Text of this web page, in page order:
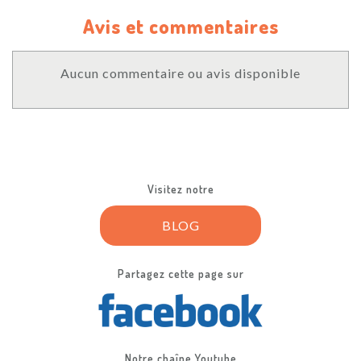
Avis et commentaires
Aucun commentaire ou avis disponible
Visitez notre
BLOG
Partagez cette page sur
Notre chaîne Youtube